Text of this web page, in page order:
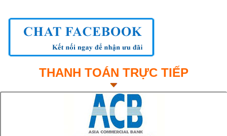
THANH TOÁN TRỰC TIẾP